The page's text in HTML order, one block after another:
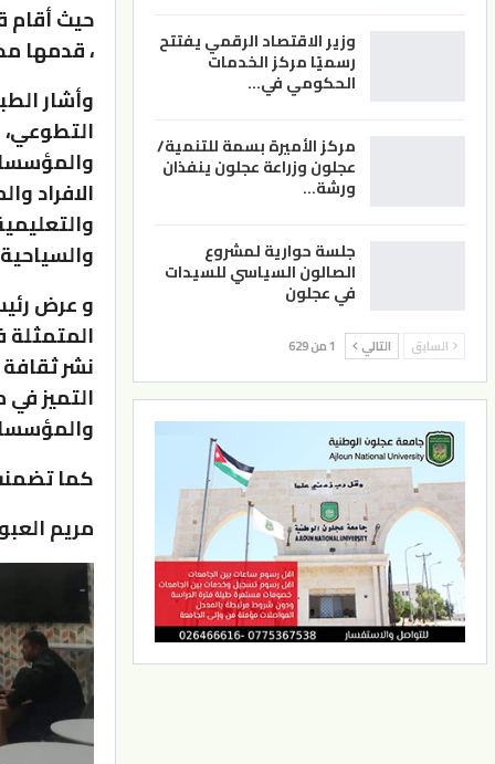
حيث أقام
، قدمها
وأشار
التطوعي،
الافراد
و عرض
نشر
التميز
كما
مريم
وزير الاقتصاد الرقمي يفتتح
رسميًا مركز الخدمات
الحكومي في…
مركز الأميرة بسمة للتنمية/
عجلون وزراعة عجلون ينفذان
ورشة…
جلسة حوارية لمشروع
الصالون السياسي للسيدات
في عجلون
السابق التالي 1 من 629